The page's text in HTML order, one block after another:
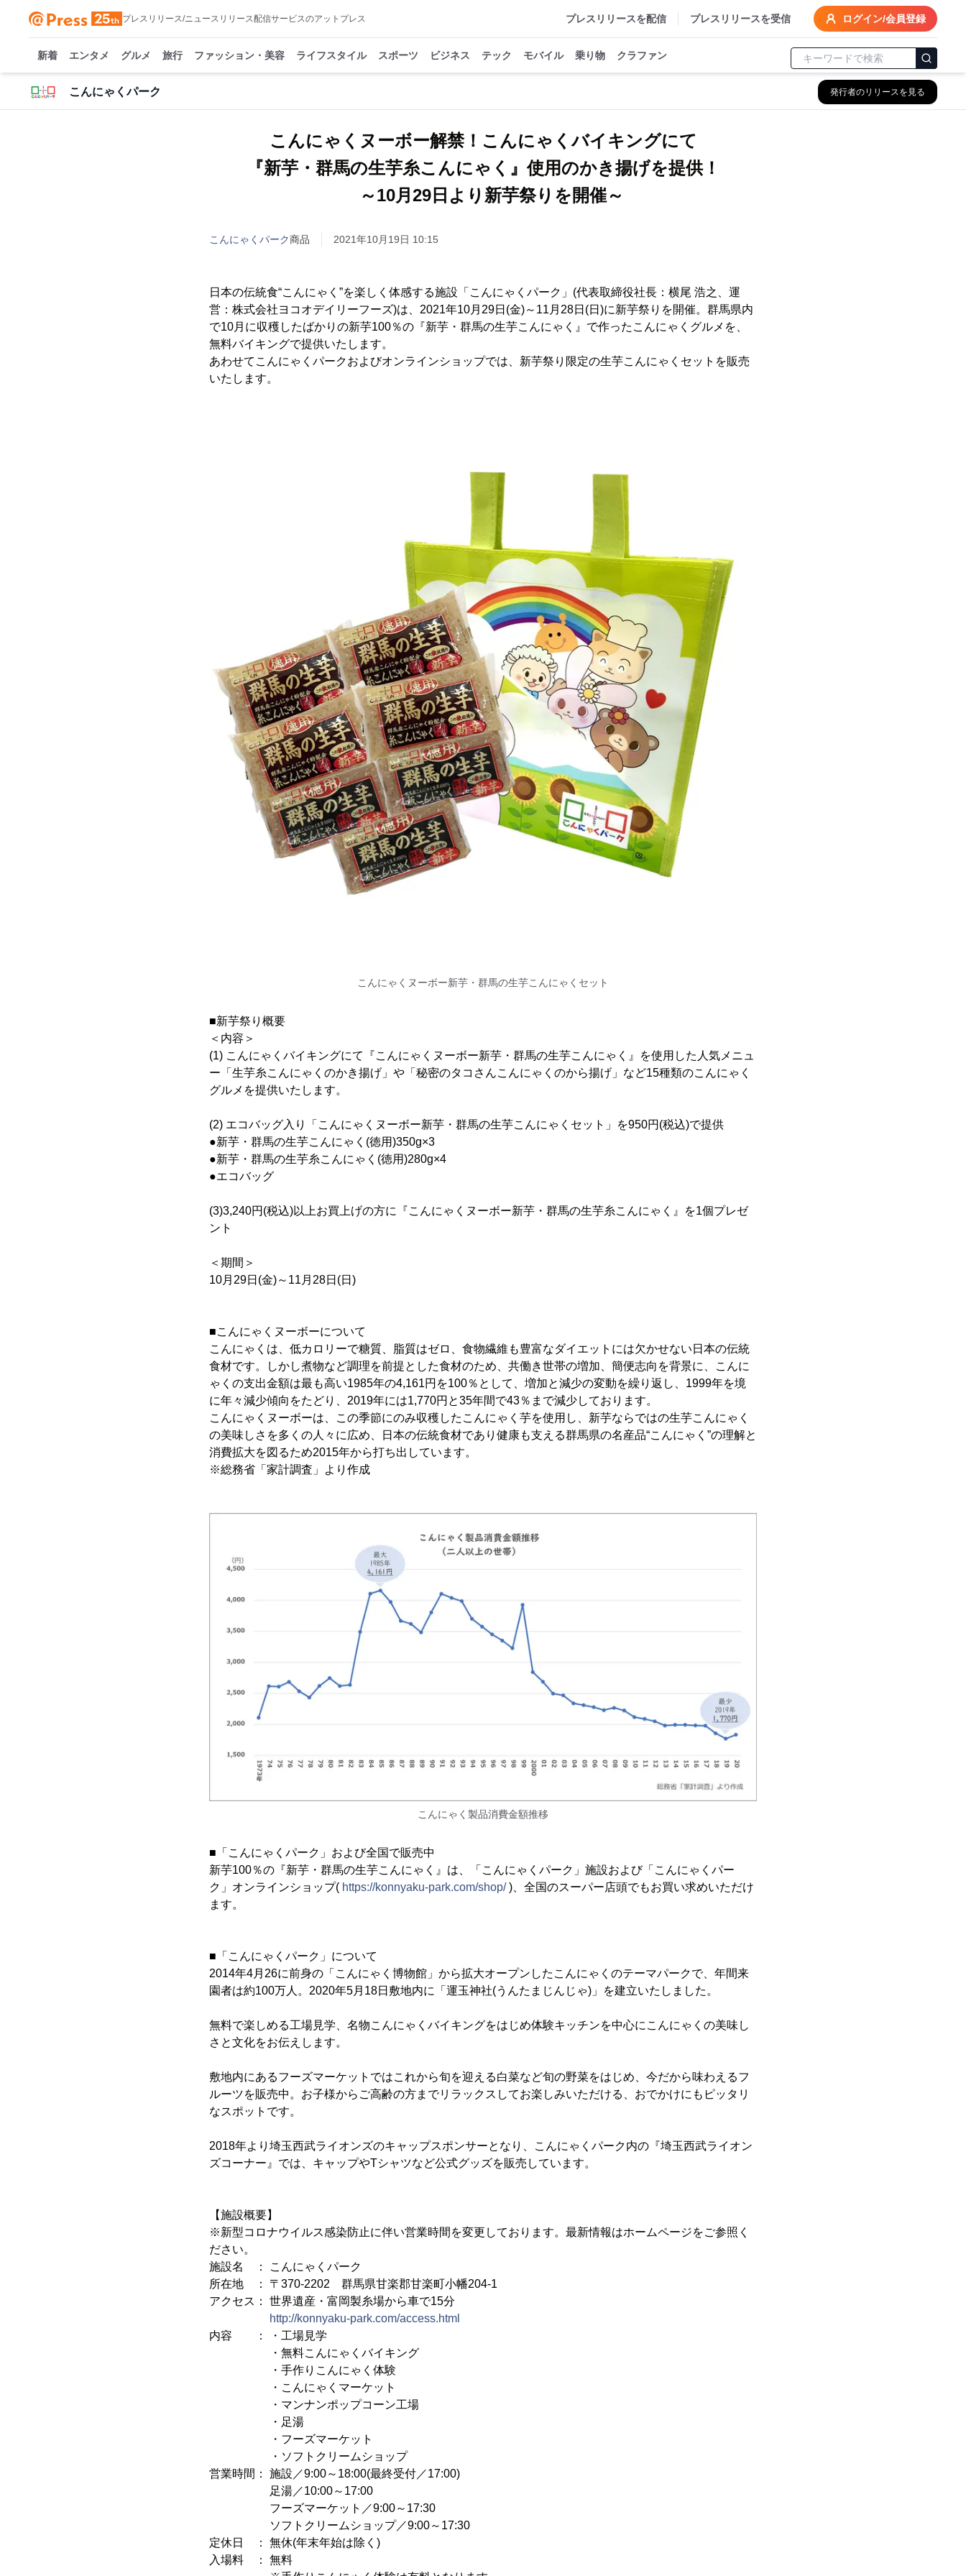
プレスリリース/ニュースリリース配信サービスのアットプレス プレスリリースを配信 プレスリリースを受信 ログイン/会員登録
新着 エンタメ グルメ 旅行 ファッション・美容 ライフスタイル スポーツ ビジネス テック モバイル 乗り物 クラファン
こんにゃくパーク 発行者のリリースを見る
こんにゃくヌーボー解禁！こんにゃくバイキングにて
『新芋・群馬の生芋糸こんにゃく』使用のかき揚げを提供！
～10月29日より新芋祭りを開催～
こんにゃくパーク商品 2021年10月19日 10:15
日本の伝統食“こんにゃく”を楽しく体感する施設「こんにゃくパーク」(代表取締役社長：横尾 浩之、運
営：株式会社ヨコオデイリーフーズ)は、2021年10月29日(金)～11月28日(日)に新芋祭りを開催。群馬県内
で10月に収穫したばかりの新芋100％の『新芋・群馬の生芋こんにゃく』で作ったこんにゃくグルメを、
無料バイキングで提供いたします。
あわせてこんにゃくパークおよびオンラインショップでは、新芋祭り限定の生芋こんにゃくセットを販売
いたします。
こんにゃくヌーボー新芋・群馬の生芋こんにゃくセット
■新芋祭り概要
＜内容＞
(1) こんにゃくバイキングにて『こんにゃくヌーボー新芋・群馬の生芋こんにゃく』を使用した人気メニュ
ー「生芋糸こんにゃくのかき揚げ」や「秘密のタコさんこんにゃくのから揚げ」など15種類のこんにゃく
グルメを提供いたします。
(2) エコバッグ入り「こんにゃくヌーボー新芋・群馬の生芋こんにゃくセット」を950円(税込)で提供
●新芋・群馬の生芋こんにゃく(徳用)350g×3
●新芋・群馬の生芋糸こんにゃく(徳用)280g×4
●エコバッグ
(3)3,240円(税込)以上お買上げの方に『こんにゃくヌーボー新芋・群馬の生芋糸こんにゃく』を1個プレゼ
ント
＜期間＞
10月29日(金)～11月28日(日)
■こんにゃくヌーボーについて
こんにゃくは、低カロリーで糖質、脂質はゼロ、食物繊維も豊富なダイエットには欠かせない日本の伝統
食材です。しかし煮物など調理を前提とした食材のため、共働き世帯の増加、簡便志向を背景に、こんに
ゃくの支出金額は最も高い1985年の4,161円を100％として、増加と減少の変動を繰り返し、1999年を境
に年々減少傾向をたどり、2019年には1,770円と35年間で43％まで減少しております。
こんにゃくヌーボーは、この季節にのみ収穫したこんにゃく芋を使用し、新芋ならではの生芋こんにゃく
の美味しさを多くの人々に広め、日本の伝統食材であり健康も支える群馬県の名産品“こんにゃく”の理解と
消費拡大を図るため2015年から打ち出しています。
※総務省「家計調査」より作成
こんにゃく製品消費金額推移
■「こんにゃくパーク」および全国で販売中
新芋100％の『新芋・群馬の生芋こんにゃく』は、「こんにゃくパーク」施設および「こんにゃくパー
ク」オンラインショップ( https://konnyaku-park.com/shop/)、全国のスーパー店頭でもお買い求めいただけ
ます。
■「こんにゃくパーク」について
2014年4月26に前身の「こんにゃく博物館」から拡大オープンしたこんにゃくのテーマパークで、年間来
園者は約100万人。2020年5月18日敷地内に「運玉神社(うんたまじんじゃ)」を建立いたしました。
無料で楽しめる工場見学、名物こんにゃくバイキングをはじめ体験キッチンを中心にこんにゃくの美味し
さと文化をお伝えします。
敷地内にあるフーズマーケットではこれから旬を迎える白菜など旬の野菜をはじめ、今だから味わえるフ
ルーツを販売中。お子様からご高齢の方までリラックスしてお楽しみいただける、おでかけにもピッタリ
なスポットです。
2018年より埼玉西武ライオンズのキャップスポンサーとなり、こんにゃくパーク内の『埼玉西武ライオン
ズコーナー』では、キャップやTシャツなど公式グッズを販売しています。
【施設概要】
※新型コロナウイルス感染防止に伴い営業時間を変更しております。最新情報はホームページをご参照く
ださい。
施設名 ： こんにゃくパーク
所在地 ： 〒370-2202 群馬県甘楽郡甘楽町小幡204-1
アクセス： 世界遺産・富岡製糸場から車で15分
http://konnyaku-park.com/access.html
内容 ： ・工場見学
・無料こんにゃくバイキング
・手作りこんにゃく体験
・こんにゃくマーケット
・マンナンポップコーン工場
・足湯
・フーズマーケット
・ソフトクリームショップ
営業時間： 施設／9:00～18:00(最終受付／17:00)
足湯／10:00～17:00
フーズマーケット／9:00～17:30
ソフトクリームショップ／9:00～17:30
定休日 ： 無休(年末年始は除く)
入場料 ： 無料